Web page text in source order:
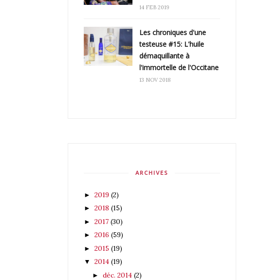
14 FEB 2019
Les chroniques d'une
testeuse #15: L'huile
démaquillante à
l'immortelle de l'Occitane
13 NOV 2018
ARCHIVES
► 2019 (2)
► 2018 (15)
► 2017 (30)
► 2016 (59)
► 2015 (19)
▼ 2014 (19)
► déc. 2014 (2)